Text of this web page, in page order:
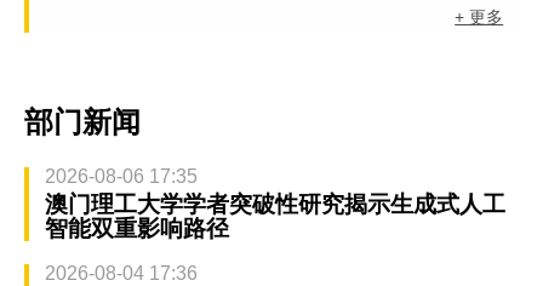
+ 更多
部门新闻
2026-08-06 17:35
澳门理工大学学者突破性研究揭示生成式人工
智能双重影响路径
2026-08-04 17:36